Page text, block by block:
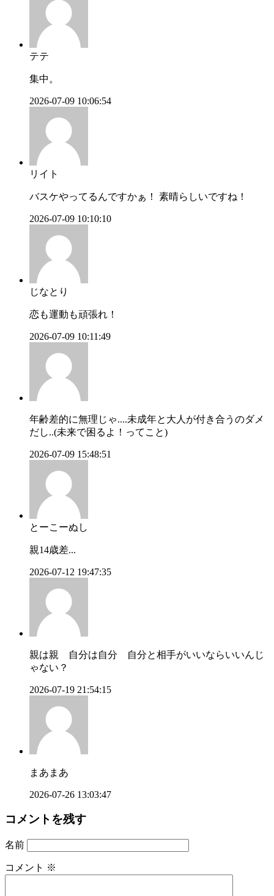
テテ
集中。
2026-07-09 10:06:54
リイト
バスケやってるんですかぁ！ 素晴らしいですね！
2026-07-09 10:10:10
じなとり
恋も運動も頑張れ！
2026-07-09 10:11:49
年齢差的に無理じゃ....未成年と大人が付き合うのダメ
だし..(未来で困るよ！ってこと)
2026-07-09 15:48:51
とーこーぬし
親14歳差...
2026-07-12 19:47:35
親は親 自分は自分 自分と相手がいいならいいんじ
ゃない？
2026-07-19 21:54:15
まあまあ
2026-07-26 13:03:47
コメントを残す
名前
コメント ※